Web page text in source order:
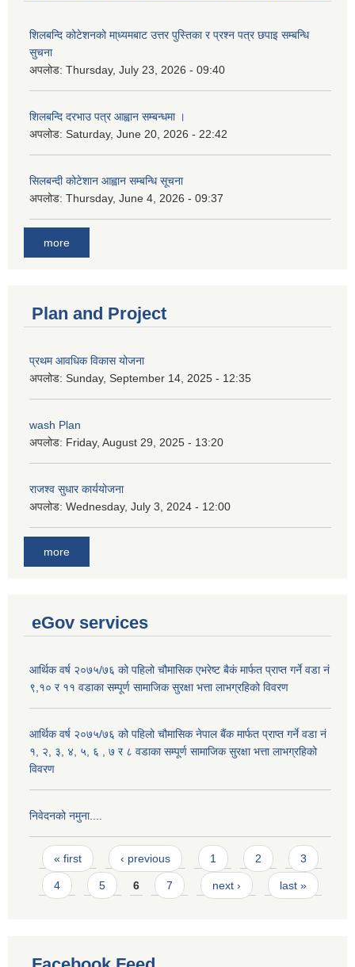
शिलबन्दि कोटेशनको मा्ध्यमबाट उत्तर पुस्तिका र प्रश्न पत्र छपाइ सम्बन्धि
सुचना
अपलोड: Thursday, July 23, 2026 - 09:40
शिलबन्दि दरभाउ पत्र आह्वान सम्बन्धमा ।
अपलोड: Saturday, June 20, 2026 - 22:42
सिलबन्दी कोटेशान आह्वान सम्बन्धि सूचना
अपलोड: Thursday, June 4, 2026 - 09:37
more
Plan and Project
प्रथम आवधिक विकास योजना
अपलोड: Sunday, September 14, 2025 - 12:35
wash Plan
अपलोड: Friday, August 29, 2025 - 13:20
राजश्व सुधार कार्ययोजना
अपलोड: Wednesday, July 3, 2024 - 12:00
more
eGov services
आर्थिक वर्ष २०७५/७६ को पहिलो चौमासिक एभरेष्ट बैकं मार्फत प्राप्त गर्ने वडा नं
९,१० र ११ वडाका सम्पूर्ण सामाजिक सुरक्षा भत्ता लाभग्रहिको विवरण
आर्थिक वर्ष २०७५/७६ को पहिलो चौमासिक नेपाल बैंक मार्फत प्राप्त गर्ने वडा नं
१, २, ३, ४, ५, ६ , ७ र ८ वडाका सम्पूर्ण सामाजिक सुरक्षा भत्ता लाभग्रहिको
विवरण
निवेदनको नमुना....
Pages
« first ‹ previous 1 2 3
4 5 6 7 next › last »